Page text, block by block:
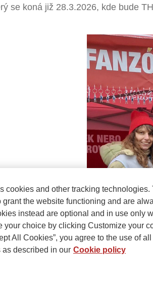
se koná již 28.3.2026, kde bude
cookies and other tracking
grant the website functioning and are
instead are optional and in use only
your choice by clicking Customize your
All Cookies”, you agree to the use of
described in our Cookie policy